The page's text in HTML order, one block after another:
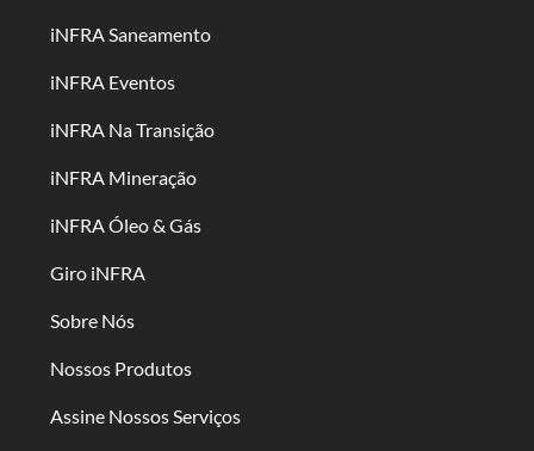
iNFRA Saneamento
iNFRA Eventos
iNFRA Na Transição
iNFRA Mineração
iNFRA Óleo & Gás
Giro iNFRA
Sobre Nós
Nossos Produtos
Assine Nossos Serviços